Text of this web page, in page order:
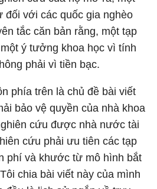
đối với các quốc gia nghèo
tắc căn bản rằng, một tạp
ý tưởng khoa học vì tính
phải vì tiền bạc.
phía trên là chủ đề bài viết
bảo vệ quyền của nhà khoa
cứu được nhà nước tài
cứu phải ưu tiên các tạp
phí và khước từ mô hình bắt
chia bài viết này của mình